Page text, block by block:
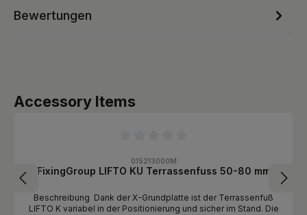
Bewertungen
Produktgalerie überspringen
Accessory Items
015213000M
FixingGroup LIFTO KU Terrassenfuss 50-80 mm
Beschreibung Dank der X-Grundplatte ist der Terrassenfuß
LIFTO K variabel in der Positionierung und sicher im Stand. Die